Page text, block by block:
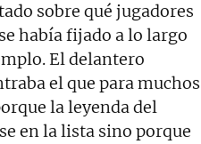
sobre qué jugadores
había fijado a lo largo
El delantero
el que para muchos
la leyenda del
en la lista sino porque